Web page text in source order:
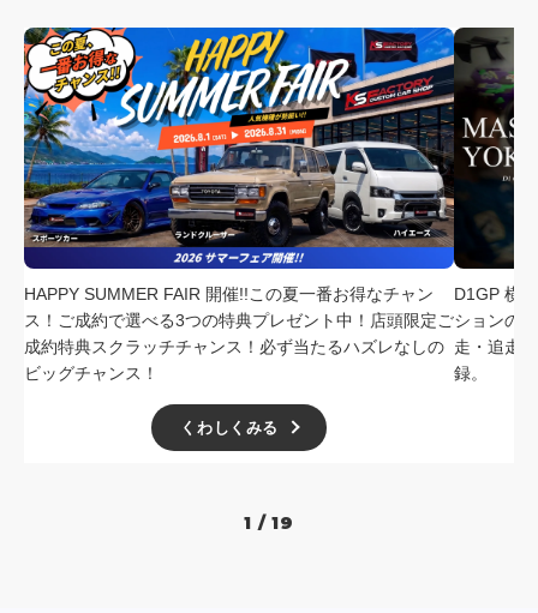
HAPPY SUMMER FAIR 開催!!この夏一番お得なチャン
ス！ご成約で選べる3つの特典プレゼント中！店頭限定ご
成約特典スクラッチチャンス！必ず当たるハズレなしの
ビッグチャンス！
くわしくみる
D1GP 横
ションの
走・追走
録。
1 / 19